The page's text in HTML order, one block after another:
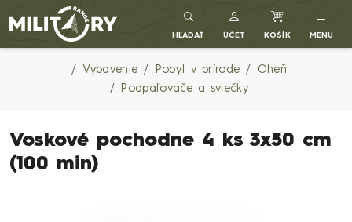
Army shop MILITARY RANGE SK
HĽADAŤ ÚČET KOŠÍK MENU
Vybavenie Pobyt v prírode
Oheň
Podpaľovače a sviečky
Voskové pochodne 4 ks 3x50 cm
(100 min)